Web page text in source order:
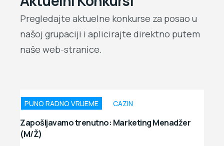
Pregledajte aktuelne konkurse za posao u
našoj grupaciji i aplicirajte direktno putem
naše web-stranice.
PUNO RADNO VRIJEME CAZIN
Zapošljavamo trenutno: Marketing Menadžer
(M/Ž)